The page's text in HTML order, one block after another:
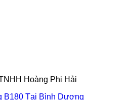
Hoàng Phi Hải
B180 Tại Bình Dương